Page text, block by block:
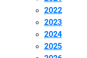
2022
2023
2024
2025